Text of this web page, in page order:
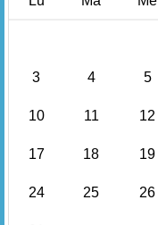
3 4 5
10 11 12
17 18 19
24 25 26